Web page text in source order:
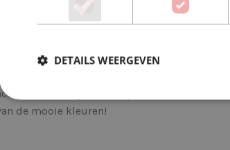
garen met zijde, heerlijk zacht en
de mooie kleuren!
DETAILS WEERGEVEN